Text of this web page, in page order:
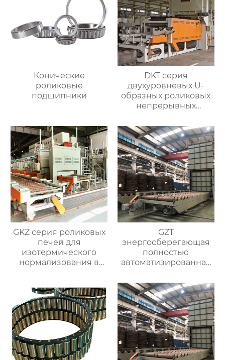
Конические
роликовые
подшипники
DKT серия
двухуровневых U-
образных роликовых
непрерывных
GKZ серия роликовых
печей для
изотермического
нормализования в
GZT
энергосберегающая
полностью
автоматизированная
контролируемой
атмосферой